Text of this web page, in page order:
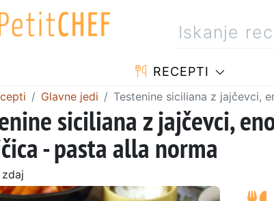
RECEPTI
Glavne jedi Testenine siciliana z jajčevci,
siciliana z jajčevci,
- pasta alla norma